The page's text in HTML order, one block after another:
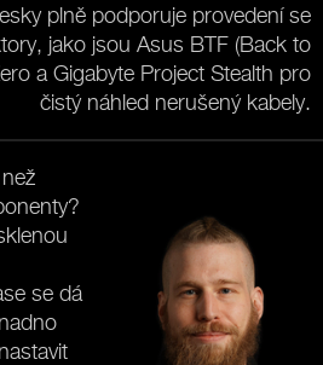
plně podporuje provedení se
jako jsou Asus BTF (Back to
a Gigabyte Project Stealth pro
čistý náhled nerušený kabely.
se dá